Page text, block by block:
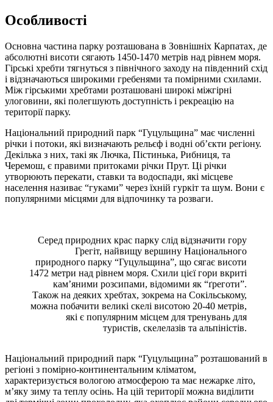
Особливості
Основна частина парку розташована в Зовнішніх Карпатах, де
абсолютні висоти сягають 1450-1470 метрів над рівнем моря.
Гірські хребти тягнуться з північного заходу на південний схід
і відзначаються широкими гребенями та помірними схилами.
Між гірськими хребтами розташовані широкі міжгірні
улоговини, які полегшують доступність і рекреацію на
території парку.
Національний природний парк “Гуцульщина” має численні
річки і потоки, які визначають рельєф і водні об’єкти регіону.
Декілька з них, такі як Лючка, Пістинька, Рибниця, та
Черемош, є правими притоками річки Прут. Ці річки
утворюють перекати, ставки та водоспади, які місцеве
населення називає “гуками” через їхній гуркіт та шум. Вони є
популярними місцями для відпочинку та розваги.
Серед природних крас парку слід відзначити гору
Грегіт, найвищу вершину Національного
природного парку “Гуцульщина”, що сягає висоти
1472 метри над рівнем моря. Схили цієї гори вкриті
кам’яними розсипами, відомими як “ґреготи”.
Також на деяких хребтах, зокрема на Сокільському,
можна побачити великі скелі висотою 20-40 метрів,
які є популярним місцем для тренувань для
туристів, скелелазів та альпіністів.
Національний природний парк “Гуцульщина” розташований в
регіоні з помірно-континентальним кліматом,
характеризується вологою атмосферою та має нежарке літо,
м’яку зиму та теплу осінь. На цій території можна виділити